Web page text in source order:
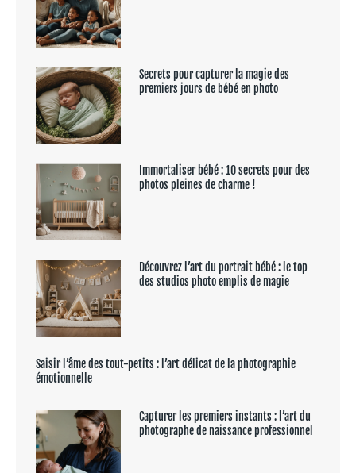
Secrets pour capturer la magie des
premiers jours de bébé en photo
Immortaliser bébé : 10 secrets pour des
photos pleines de charme !
Découvrez l’art du portrait bébé : le top
des studios photo emplis de magie
Saisir l’âme des tout-petits : l’art délicat de la photographie
émotionnelle
Capturer les premiers instants : l’art du
photographe de naissance professionnel